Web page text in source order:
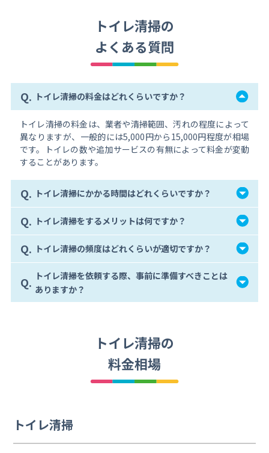
トイレ清掃の
よくある質問
Q. トイレ清掃の料金はどれくらいですか？
トイレ清掃の料金は、業者や清掃範囲、汚れの程度によって
異なりますが、一般的には5,000円から15,000円程度が相場
です。トイレの数や追加サービスの有無によって料金が変動
することがあります。
Q. トイレ清掃にかかる時間はどれくらいですか？
Q. トイレ清掃をするメリットは何ですか？
Q. トイレ清掃の頻度はどれくらいが適切ですか？
Q. トイレ清掃を依頼する際、事前に準備すべきことは
ありますか？
トイレ清掃の
料金相場
トイレ清掃